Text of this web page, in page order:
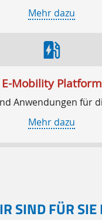
Mehr dazu
ev_station
E-Mobility Platform
Anwendungen für
Mehr dazu
SIND FÜR SIE